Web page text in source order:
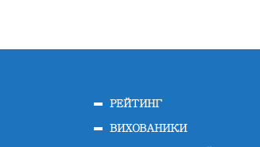
РЕЙТИНГ
ВИХОВАНИКИ